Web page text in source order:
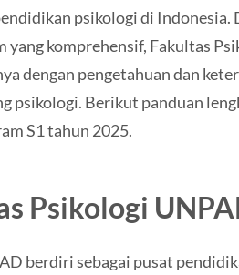
psikologi di Indonesia.
yang komprehensif, Fakultas
dengan pengetahuan dan
psikologi. Berikut panduan
S1 tahun 2025.
Psikologi
berdiri sebagai pusat